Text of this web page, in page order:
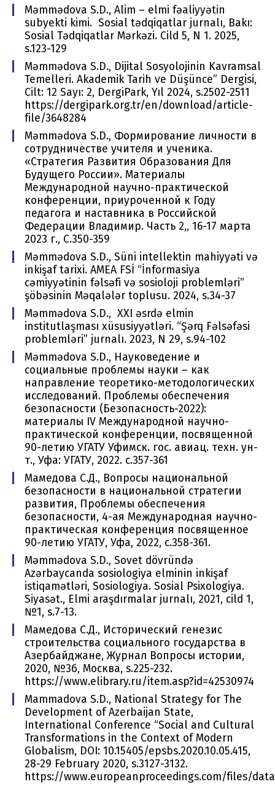
Məmmədova S.D., Alim – elmi fəaliyyətin
subyekti kimi. Sosial tədqiqatlar jurnalı, Bakı:
Sosial Tədqiqatlar Mərkəzi. Cild 5, N 1. 2025,
s.123-129
Məmmədova S.D., Dijital Sosyolojinin Kavramsal
Temelleri. Akademik Tarih ve Düşünce” Dergisi,
Cilt: 12 Sayı: 2, DergiPark, Yıl 2024, s.2502-2511
https://dergipark.org.tr/en/download/article-
file/3648284
Məmmədova S.D., Формирование личности в
сотрудничестве учителя и ученика.
«Стратегия Развития Образования Для
Будущего России». Материалы
Международной научно-практической
конференции, приуроченной к Году
педагога и наставника в Российской
Федерации Владимир. Часть 2,, 16-17 марта
2023 г., C.350-359
Məmmədova S.D., Süni intellektin mahiyyəti və
inkişaf tarixi. AMEA FSİ “İnformasiya
cəmiyyətinin fəlsəfi və sosioloji problemləri”
şöbəsinin Məqalələr toplusu. 2024, s.34-37
Məmmədova S.D., XXI əsrdə elmin
institutlaşması xüsusiyyətləri. “Şərq Fəlsəfəsi
problemləri” jurnalı. 2023, N 29, s.94-102
Məmmədova S.D., Науковедение и
социальные проблемы науки – как
направление теоретико-методологических
исследований. Проблемы обеспечения
безопасности (Безопасность-2022):
материалы IV Международной научно-
практической конференции, посвященной
90-летию УГАТУ Уфимск. гос. авиац. техн. ун-
т., Уфа: УГАТУ, 2022. c.357-361
Мамедова С.Д., Вопросы национальной
безопасности в национальной стратегии
развития, Проблемы обеспечения
безопасности, 4-ая Международная научно-
практическая конференция посвященное
90-летию УГАТУ, Уфа, 2022, с.358-361.
Məmmədova S.D., Sovet dövründə
Azərbaycanda sosiologiya elminin inkişaf
istiqamətləri, Sosiologiya. Sosial Psixologiya.
Siyasət., Elmi araşdırmalar jurnalı, 2021, cild 1,
№1, s.7-13.
Мамедова С.Д., Исторический генезис
строительства cоциального государства в
Азербайджане, Журнал Вопросы истории,
2020, №3б, Москва, s.225-232.
https://www.elibrary.ru/item.asp?id=42530974
Mammadova S.D., National Strategy for The
Development of Azerbaijan State,
International Conference “Social and Cultural
Transformations in the Context of Modern
Globalism, DOI: 10.15405/epsbs.2020.10.05.415,
28-29 February 2020, s.3127-3132.
https://www.europeanproceedings.com/files/